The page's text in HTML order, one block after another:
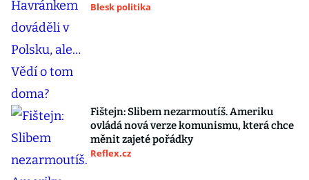
Blesk politika
Fištejn: Slibem nezarmoutíš. Ameriku
ovládá nová verze komunismu, která chce
měnit zajeté pořádky
Reflex.cz